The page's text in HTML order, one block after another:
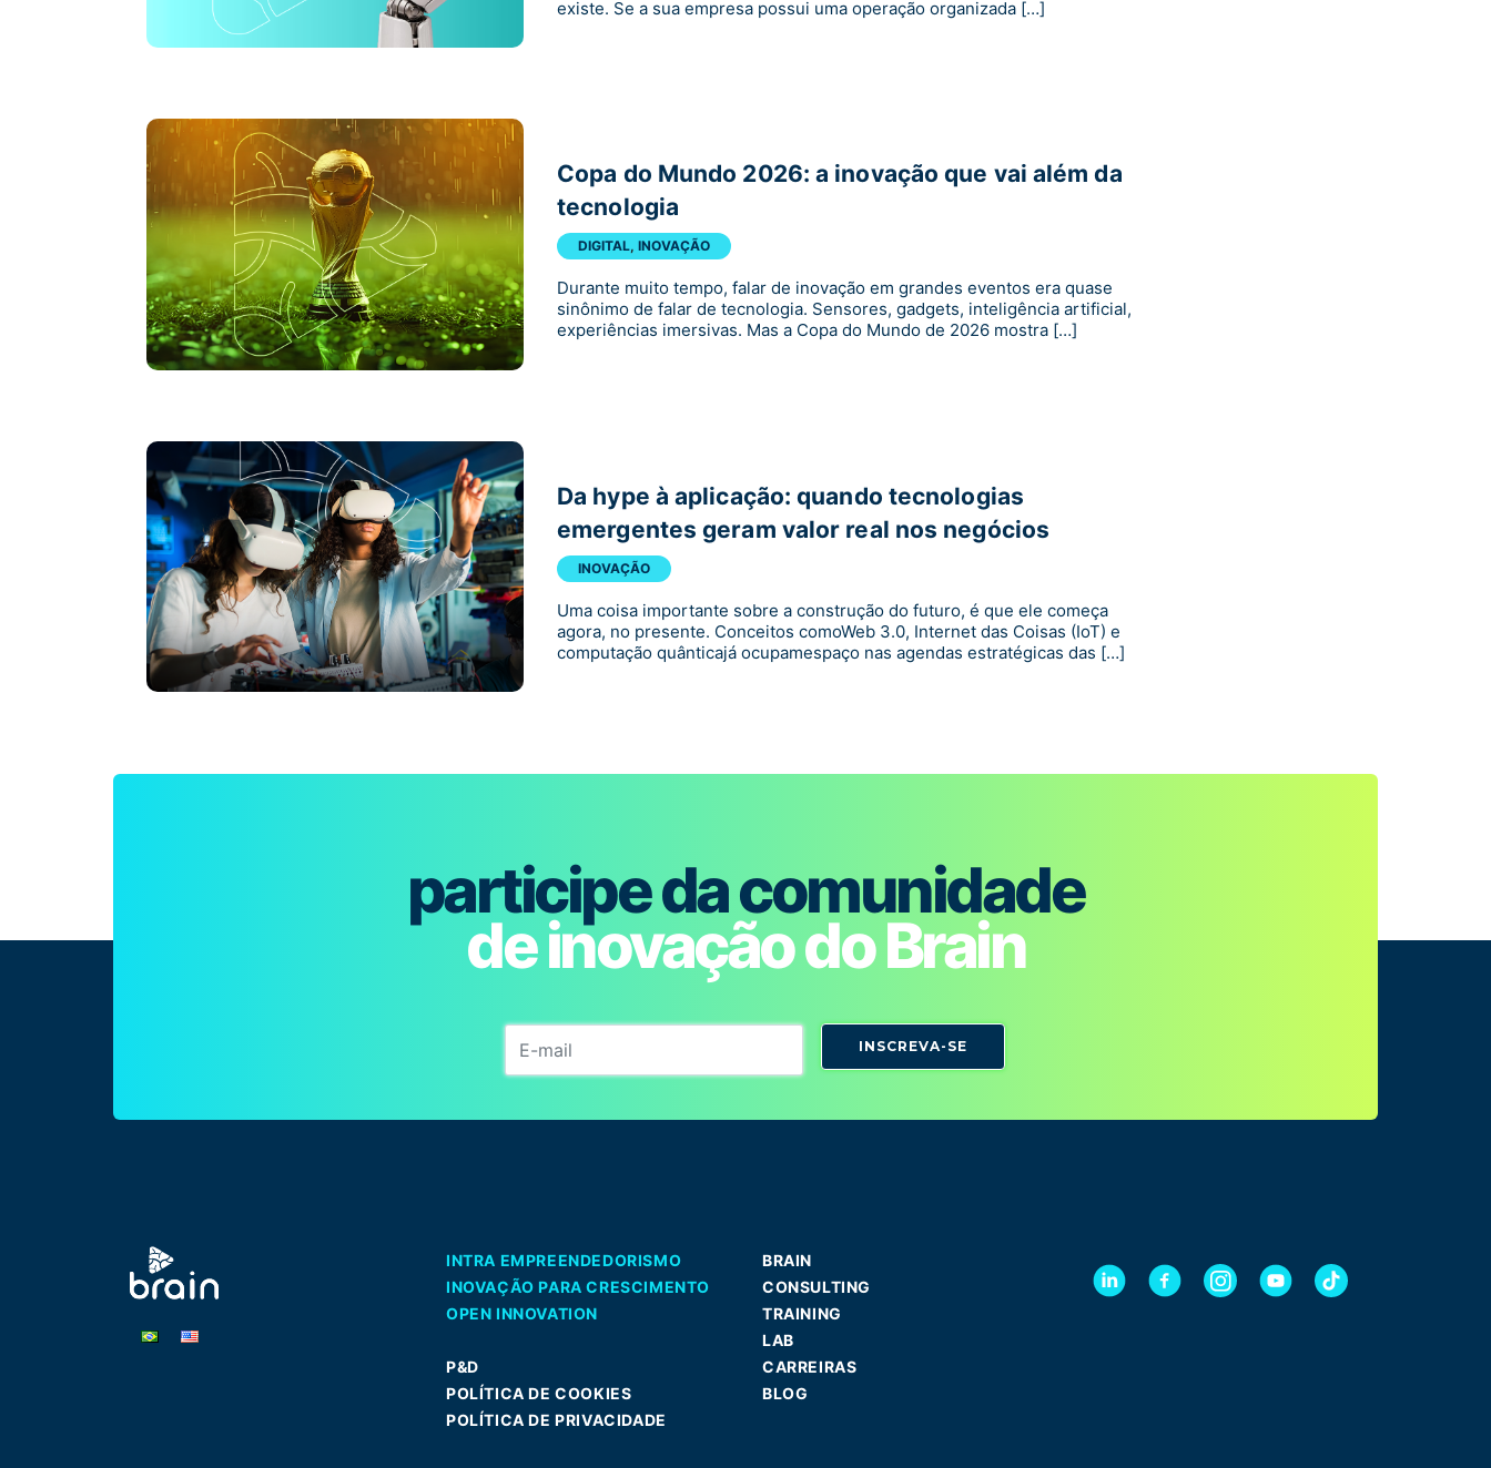
existe. Se a sua empresa possui uma operação organizada […]
Copa do Mundo 2026: a inovação que vai além da
tecnologia
DIGITAL, INOVAÇÃO
Durante muito tempo, falar de inovação em grandes eventos era quase
sinônimo de falar de tecnologia. Sensores, gadgets, inteligência artificial,
experiências imersivas. Mas a Copa do Mundo de 2026 mostra […]
Da hype à aplicação: quando tecnologias
emergentes geram valor real nos negócios
INOVAÇÃO
Uma coisa importante sobre a construção do futuro, é que ele começa
agora, no presente. Conceitos comoWeb 3.0, Internet das Coisas (IoT) e
computação quânticajá ocupamespaço nas agendas estratégicas das […]
participe da comunidade
de inovação do Brain
INSCREVA-SE
INTRA EMPREENDEDORISMO
INOVAÇÃO PARA CRESCIMENTO
OPEN INNOVATION
P&D
POLÍTICA DE COOKIES
POLÍTICA DE PRIVACIDADE
BRAIN
CONSULTING
TRAINING
LAB
CARREIRAS
BLOG